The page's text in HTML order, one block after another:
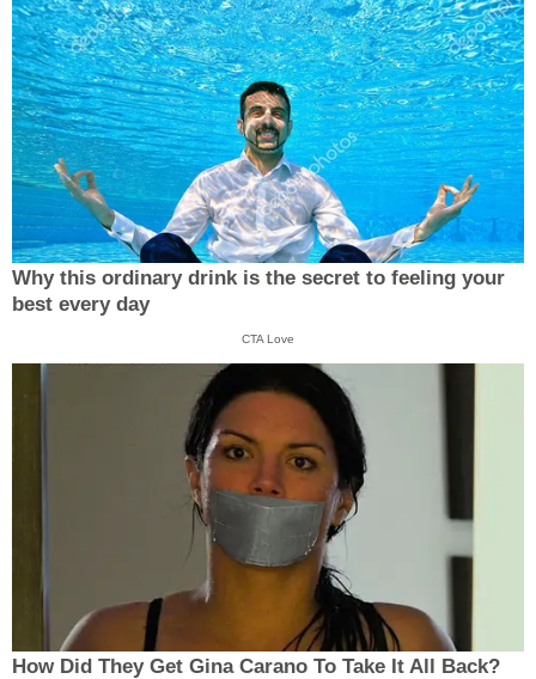
Why this ordinary drink is the secret to feeling your
best every day
CTA Love
How Did They Get Gina Carano To Take It All Back?